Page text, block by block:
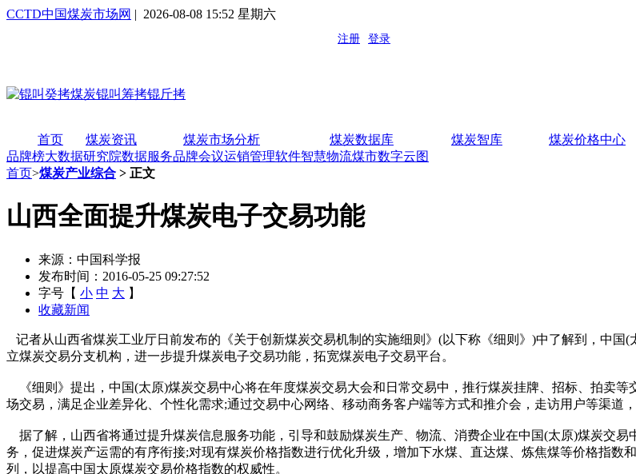
CCTD中国煤炭市场网 | 2026-08-08 15:52 星期六
首页 煤炭资讯 煤炭市场分析 煤炭数据库 煤炭智库 煤炭价格中心
品牌榜大数据研究院数据服务品牌会议运销管理软件智慧物流煤市数字云图
首页>煤炭产业综合 > 正文
山西全面提升煤炭电子交易功能
来源：中国科学报
发布时间：2016-05-25 09:27:52
字号【 小 中 大 】
收藏新闻
记者从山西省煤炭工业厅日前发布的《关于创新煤炭交易机制的实施细则》(以下称《细则》)中了解到，中
立煤炭交易分支机构，进一步提升煤炭电子交易功能，拓宽煤炭电子交易平台。
《细则》提出，中国(太原)煤炭交易中心将在年度煤炭交易大会和日常交易中，推行煤炭挂牌、招标、拍卖
场交易，满足企业差异化、个性化需求;通过交易中心网络、移动商务客户端等方式和推介会，走访用户等渠道
据了解，山西省将通过提升煤炭信息服务功能，引导和鼓励煤炭生产、物流、消费企业在中国(太原)煤炭交
务，促进煤炭产运需的有序衔接;对现有煤炭价格指数进行优化升级，增加下水煤、直达煤、炼焦煤等价格指
列，以提高中国太原煤炭交易价格指数的权威性。